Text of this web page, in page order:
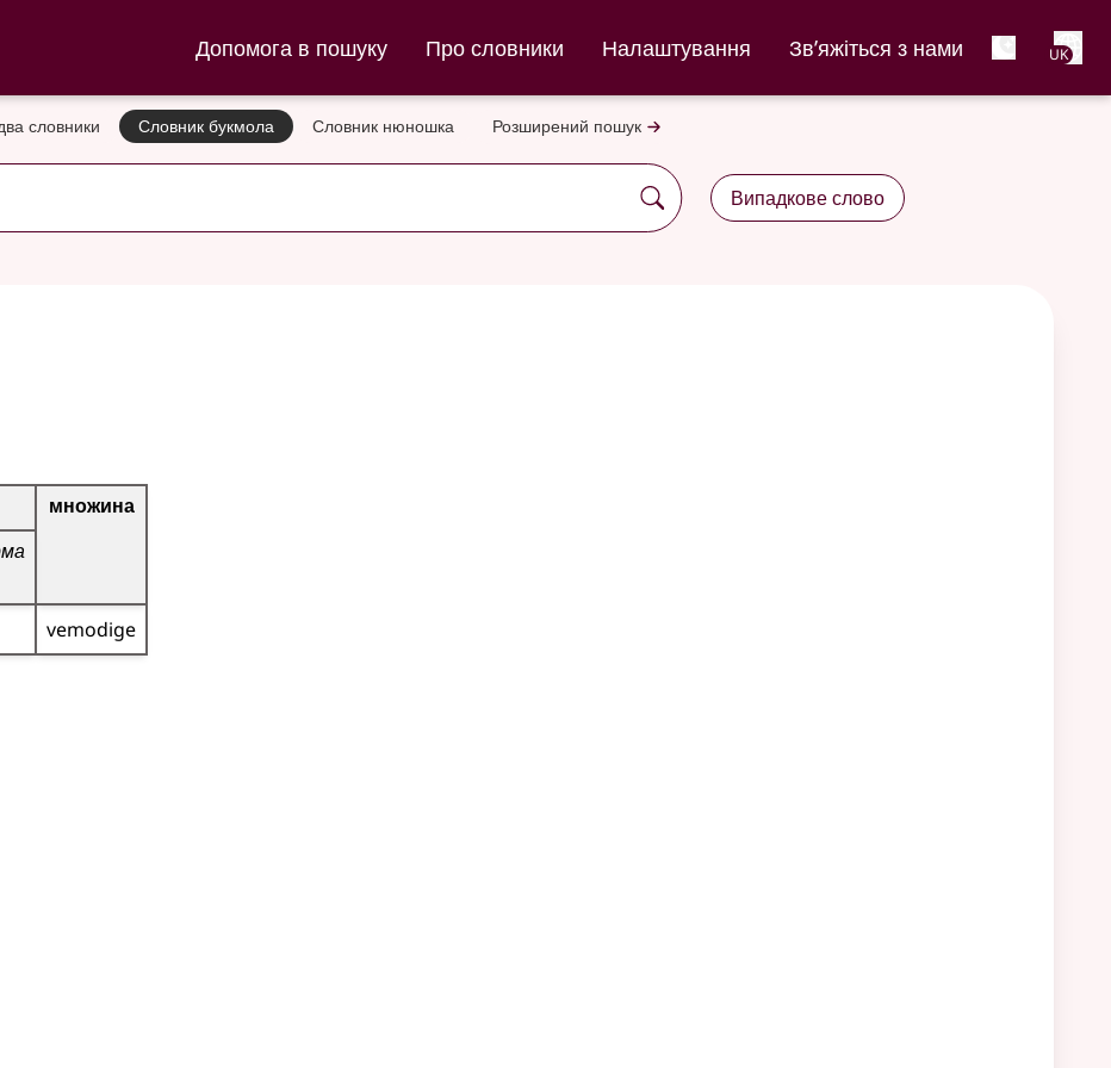
та Словник нюношка
Допомога в пошуку Про словники Налаштування Зв’яжіться з нами UK
словники Словник букмола Словник нюношка Розширений пошук
Випадкове слово
множина
vemodige